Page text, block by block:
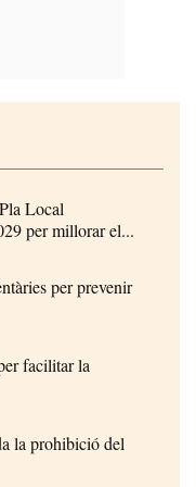
Local
per millorar el...
per prevenir
facilitar la
la prohibició del